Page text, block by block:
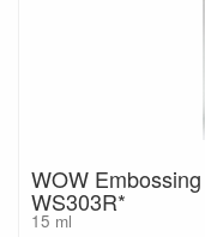
WOW
WS303R*
15 ml